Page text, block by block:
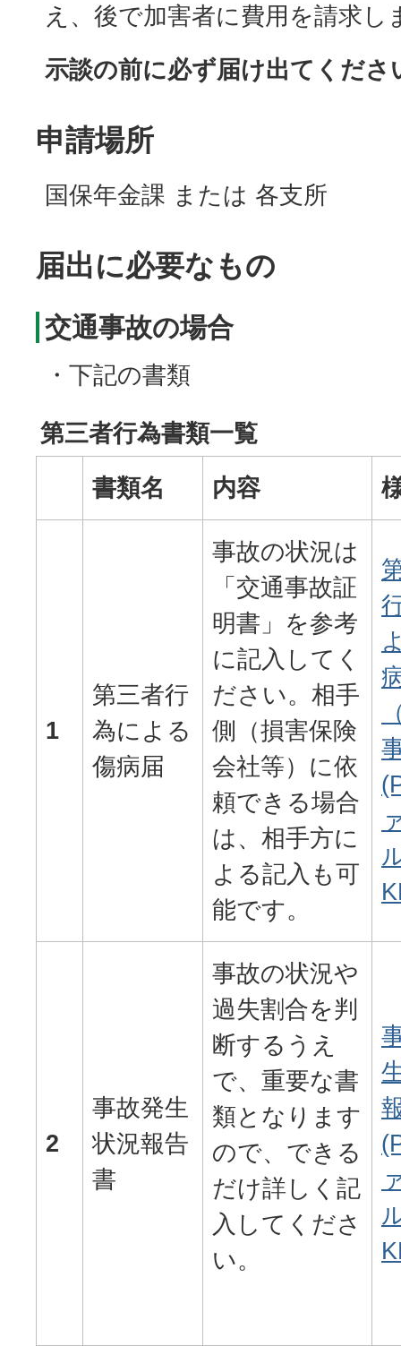
え、後で加害者に費用を請求し
示談の前に必ず届け出てくださ
申請場所
国保年金課 または 各支所
届出に必要なもの
交通事故の場合
・下記の書類
第三者行為書類一覧
書類名
内容
1
第三者行
為による
傷病届
事故の状況は
「交通事故証
明書」を参考
に記入してく
ださい。相手
側（損害保険
会社等）に依
頼できる場合
は、相手方に
よる記入も可
能です。
2
事故発生
状況報告
書
事故の状況や
過失割合を判
断するうえ
で、重要な書
類となります
ので、できる
だけ詳しく記
入してくださ
い。